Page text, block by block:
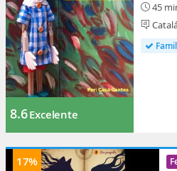
8.6Excelente
45
17%